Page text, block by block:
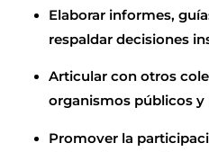
Elaborar informes,
respaldar decisiones
Articular con otros
organismos públicos y
Promover la